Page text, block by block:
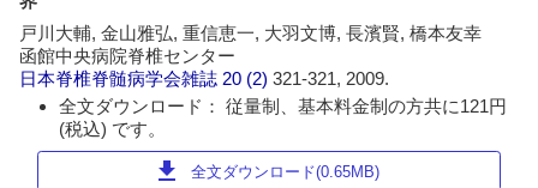
戸川大輔, 金山雅弘, 重信恵一, 大羽文博, 長濱賢, 橋本友幸
函館中央病院脊椎センター
日本脊椎脊髄病学会雑誌 20 (2)321-321, 2009.
全文ダウンロード： 従量制、基本料金制の方共に121円
(税込) です。
download 全文ダウンロード(0.65MB)